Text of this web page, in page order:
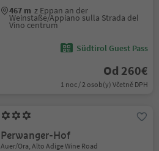
467 m z Eppan an der
Weinstaße/Appiano sulla Strada del
Vino centrum
Südtirol Guest Pass
Od 260€
1 noc / 2 osob(y) Včetně DPH
Perwanger-Hof
Auer/Ora, Alto Adige Wine Road